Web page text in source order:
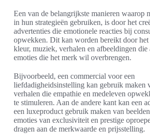
Een van de belangrijkste manieren waarop
in hun strategieën gebruiken, is door het
advertenties die emotionele reacties bij
opwekken. Dit kan worden bereikt door
kleur, muziek, verhalen en afbeeldingen die
emoties die het merk wil overbrengen.
Bijvoorbeeld, een commercial voor een
liefdadigheidsinstelling kan gebruik maken
verhalen die empathie en medeleven
te stimuleren. Aan de andere kant kan een
een luxeproduct gebruik maken van
emoties van exclusiviteit en prestige
dragen aan de merkwaarde en prijsstelling.